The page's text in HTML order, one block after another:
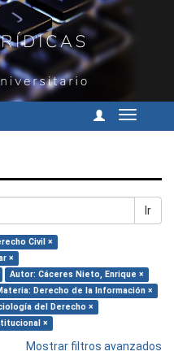
Cambiar
Ir
Civil ×
×
Autor: Cáceres Nieto, Enrique ×
Derecho de la Información ×
del Derecho ×
×
Mostrar filtros avanzados